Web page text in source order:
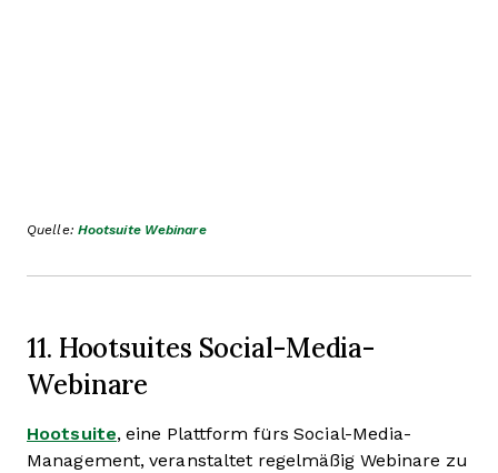
Quelle: Hootsuite Webinare
11. Hootsuites Social-Media-
Webinare
Hootsuite, eine Plattform fürs Social-Media-
Management, veranstaltet regelmäßig Webinare zu